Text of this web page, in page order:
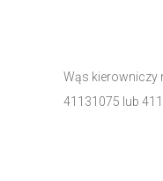
Wąs kierowniczy
41131075 lub